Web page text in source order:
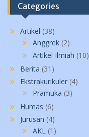
Categories
Artikel (38)
Anggrek (2)
Artikel Ilmiah (10)
Berita (31)
Ekstrakurikuler (4)
Pramuka (3)
Humas (6)
Jurusan (4)
AKL (1)